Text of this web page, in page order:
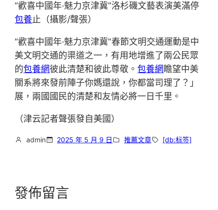
“歡喜中國年·魅力京津冀”洛杉磯文藝表演美滿停
包養止（攝影/聲張）
“歡喜中國年·魅力京津冀”春節文明交通運動是中
美文明交通的渠道之一，有用地增進了兩公民眾
的包養網彼此清楚和彼此尊敬。包養網瞻望中美
關系將來發前陣子你媽還說，你都當司理了？」
展，兩國國民的清楚和友情必將一日千里。
（津云記者聲張發自美國）
admin 2025 年 5 月 9 日 推薦文章 [db:标签]
發佈留言